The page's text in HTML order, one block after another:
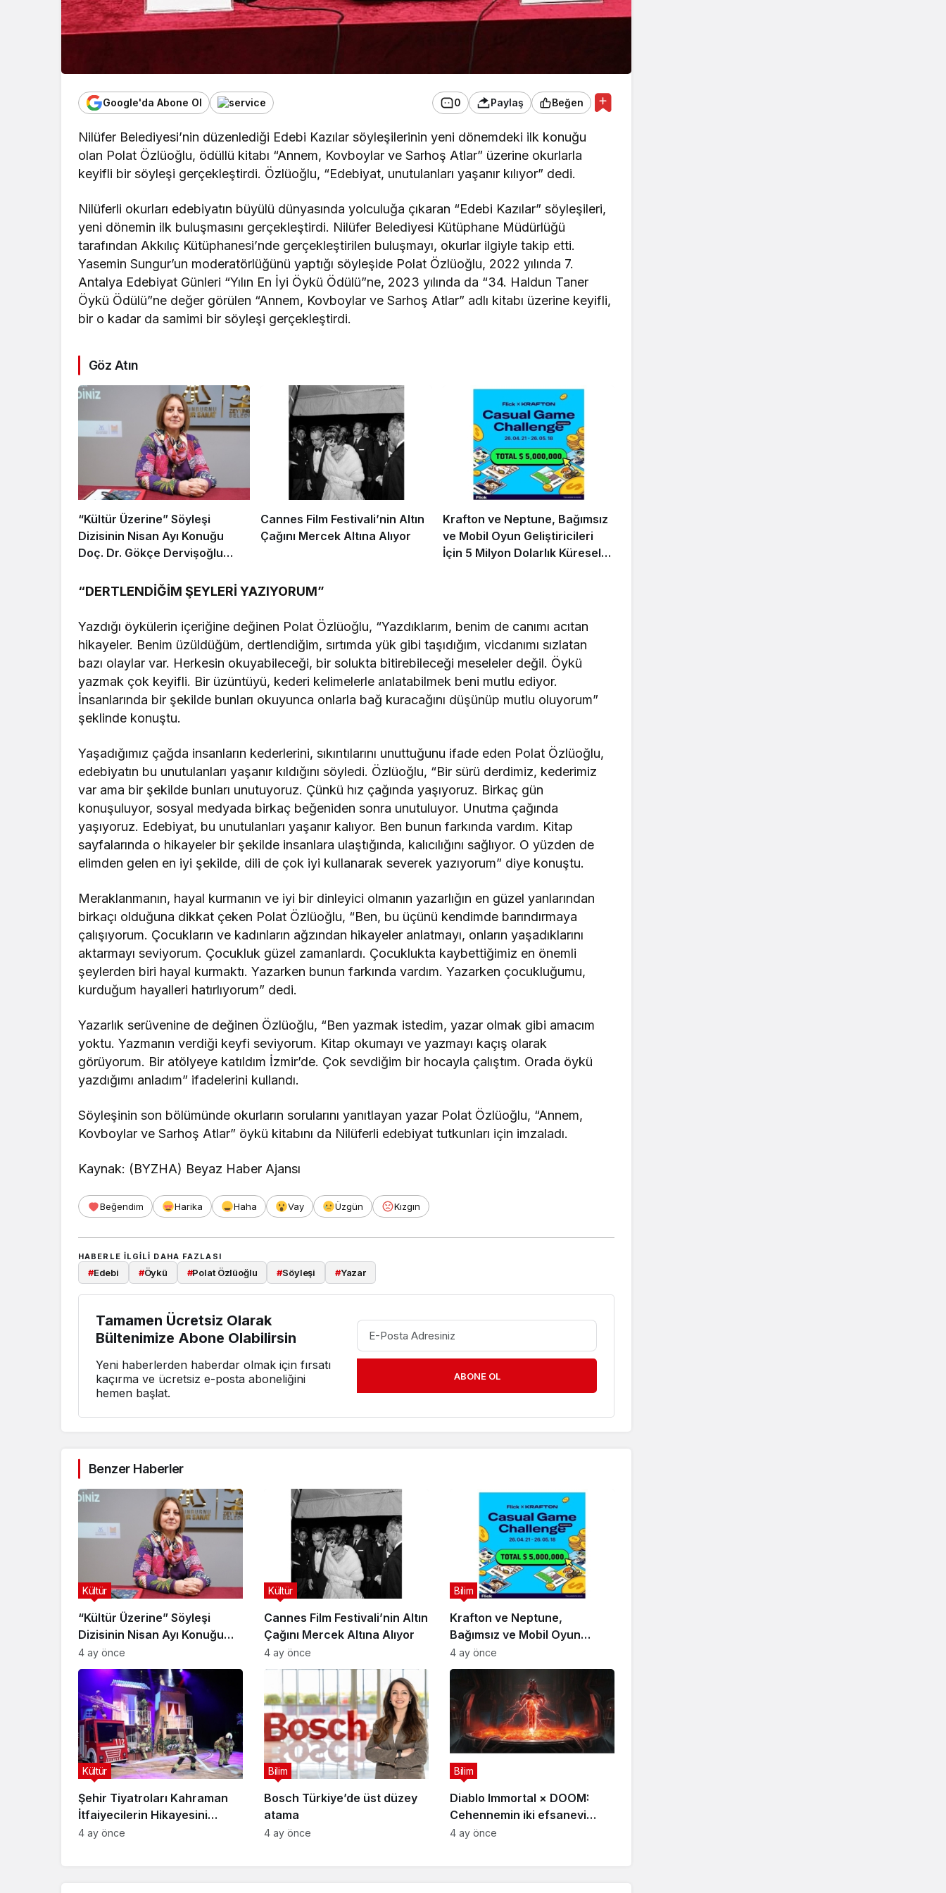
Google'da Abone Ol 0 Paylaş Beğen
Nilüfer Belediyesi’nin düzenlediği Edebi Kazılar söyleşilerinin yeni dönemdeki ilk konuğu
olan Polat Özlüoğlu, ödüllü kitabı “Annem, Kovboylar ve Sarhoş Atlar” üzerine okurlarla
keyifli bir söyleşi gerçekleştirdi. Özlüoğlu, “Edebiyat, unutulanları yaşanır kılıyor” dedi.
Nilüferli okurları edebiyatın büyülü dünyasında yolculuğa çıkaran “Edebi Kazılar” söyleşileri,
yeni dönemin ilk buluşmasını gerçekleştirdi. Nilüfer Belediyesi Kütüphane Müdürlüğü
tarafından Akkılıç Kütüphanesi’nde gerçekleştirilen buluşmayı, okurlar ilgiyle takip etti.
Yasemin Sungur’un moderatörlüğünü yaptığı söyleşide Polat Özlüoğlu, 2022 yılında 7.
Antalya Edebiyat Günleri “Yılın En İyi Öykü Ödülü”ne, 2023 yılında da “34. Haldun Taner
Öykü Ödülü”ne değer görülen “Annem, Kovboylar ve Sarhoş Atlar” adlı kitabı üzerine keyifli,
bir o kadar da samimi bir söyleşi gerçekleştirdi.
Göz Atın
“Kültür Üzerine” Söyleşi
Dizisinin Nisan Ayı Konuğu
Doç. Dr. Gökçe Dervişoğlu
Cannes Film Festivali’nin Altın
Çağını Mercek Altına Alıyor
Krafton ve Neptune, Bağımsız
ve Mobil Oyun Geliştiricileri
İçin 5 Milyon Dolarlık Küresel
“DERTLENDİĞİM ŞEYLERİ YAZIYORUM”
Yazdığı öykülerin içeriğine değinen Polat Özlüoğlu, “Yazdıklarım, benim de canımı acıtan
hikayeler. Benim üzüldüğüm, dertlendiğim, sırtımda yük gibi taşıdığım, vicdanımı sızlatan
bazı olaylar var. Herkesin okuyabileceği, bir solukta bitirebileceği meseleler değil. Öykü
yazmak çok keyifli. Bir üzüntüyü, kederi kelimelerle anlatabilmek beni mutlu ediyor.
İnsanlarında bir şekilde bunları okuyunca onlarla bağ kuracağını düşünüp mutlu oluyorum”
şeklinde konuştu.
Yaşadığımız çağda insanların kederlerini, sıkıntılarını unuttuğunu ifade eden Polat Özlüoğlu,
edebiyatın bu unutulanları yaşanır kıldığını söyledi. Özlüoğlu, “Bir sürü derdimiz, kederimiz
var ama bir şekilde bunları unutuyoruz. Çünkü hız çağında yaşıyoruz. Birkaç gün
konuşuluyor, sosyal medyada birkaç beğeniden sonra unutuluyor. Unutma çağında
yaşıyoruz. Edebiyat, bu unutulanları yaşanır kalıyor. Ben bunun farkında vardım. Kitap
sayfalarında o hikayeler bir şekilde insanlara ulaştığında, kalıcılığını sağlıyor. O yüzden de
elimden gelen en iyi şekilde, dili de çok iyi kullanarak severek yazıyorum” diye konuştu.
Meraklanmanın, hayal kurmanın ve iyi bir dinleyici olmanın yazarlığın en güzel yanlarından
birkaçı olduğuna dikkat çeken Polat Özlüoğlu, “Ben, bu üçünü kendimde barındırmaya
çalışıyorum. Çocukların ve kadınların ağzından hikayeler anlatmayı, onların yaşadıklarını
aktarmayı seviyorum. Çocukluk güzel zamanlardı. Çocuklukta kaybettiğimiz en önemli
şeylerden biri hayal kurmaktı. Yazarken bunun farkında vardım. Yazarken çocukluğumu,
kurduğum hayalleri hatırlıyorum” dedi.
Yazarlık serüvenine de değinen Özlüoğlu, “Ben yazmak istedim, yazar olmak gibi amacım
yoktu. Yazmanın verdiği keyfi seviyorum. Kitap okumayı ve yazmayı kaçış olarak
görüyorum. Bir atölyeye katıldım İzmir’de. Çok sevdiğim bir hocayla çalıştım. Orada öykü
yazdığımı anladım” ifadelerini kullandı.
Söyleşinin son bölümünde okurların sorularını yanıtlayan yazar Polat Özlüoğlu, “Annem,
Kovboylar ve Sarhoş Atlar” öykü kitabını da Nilüferli edebiyat tutkunları için imzaladı.
Kaynak: (BYZHA) Beyaz Haber Ajansı
Beğendim Harika Haha Vay Üzgün Kızgın
HABERLE ILGILI DAHA FAZLASI
#Edebi #Öykü #Polat Özlüoğlu #Söyleşi #Yazar
Tamamen Ücretsiz Olarak
Bültenimize Abone Olabilirsin
Yeni haberlerden haberdar olmak için fırsatı
kaçırma ve ücretsiz e-posta aboneliğini
hemen başlat.
ABONE OL
Benzer Haberler
“Kültür Üzerine” Söyleşi
Dizisinin Nisan Ayı Konuğu
Doç. Dr. Gökçe Dervişoğlu
Okandan Oldu!
Kültür
4 ay önce
Cannes Film Festivali’nin Altın
Çağını Mercek Altına Alıyor
Kültür
4 ay önce
Krafton ve Neptune,
Bağımsız ve Mobil Oyun
Geliştiricileri İçin 5 Milyon
Dolarlık Küresel Oyun
Yarışmasını Başlattı
Bilim
4 ay önce
Şehir Tiyatroları Kahraman
İtfaiyecilerin Hikayesini
“İtfaiyecinin Sırrı” Oyunuyla
Kültür
4 ay önce
Bosch Türkiye’de üst düzey
atama
Bilim
4 ay önce
Diablo Immortal × DOOM:
Cehennemin iki efsanevi
vizyonu birleşiyor
Bilim
4 ay önce